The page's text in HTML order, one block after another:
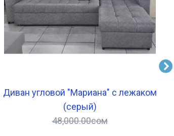
Диван угловой "Мариана" с лежаком
(серый)
48,000.00сом